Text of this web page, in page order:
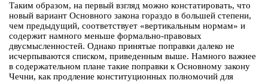
Таким образом, на первый взгляд можно констатировать, что
новый вариант Основного закона гораздо в большей степени,
чем предыдущий, соответствует «вертикальным нормам» и
содержит намного меньше формально-правовых
двусмысленностей. Однако принятые поправки далеко не
исчерпываются списком, приведенным выше. Намного важнее
в содержательном плане такие поправки к Основному закону
Чечни, как продление конституционных полномочий для